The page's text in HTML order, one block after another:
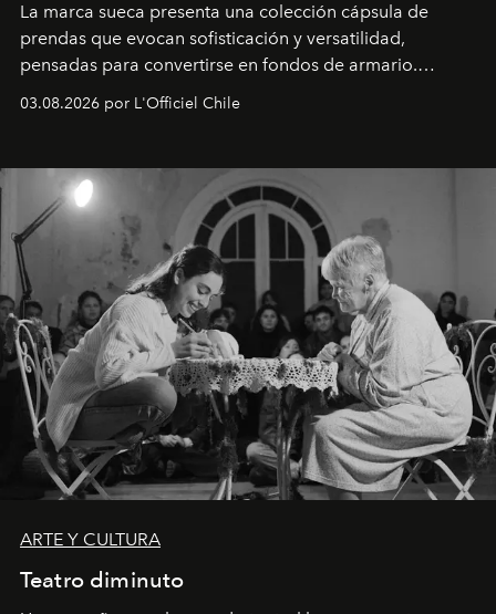
La marca sueca presenta una colección cápsula de
prendas que evocan sofisticación y versatilidad,
pensadas para convertirse en fondos de armario.
Disponible en Chile desde el 6 de agosto.
03.08.2026 por L'Officiel Chile
ARTE Y CULTURA
Teatro diminuto